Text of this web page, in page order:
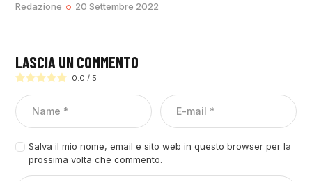
Redazione 20 Settembre 2022
LASCIA UN COMMENTO
0.0 / 5
Salva il mio nome, email e sito web in questo browser per la
prossima volta che commento.